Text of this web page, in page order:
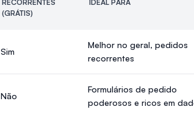
RECORRENTES
(GRÁTIS)
IDEAL PARA
Sim
Melhor no geral, pedidos
recorrentes
Não
Formulários de pedido
poderosos e ricos em